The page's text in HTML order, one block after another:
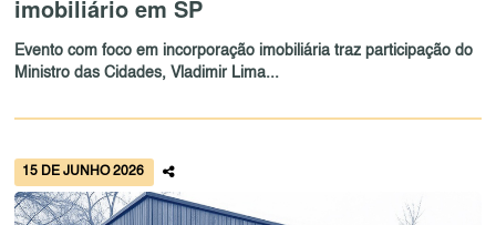
imobiliário em SP
Evento com foco em incorporação imobiliária traz participação do
Ministro das Cidades, Vladimir Lima...
15 DE JUNHO 2026